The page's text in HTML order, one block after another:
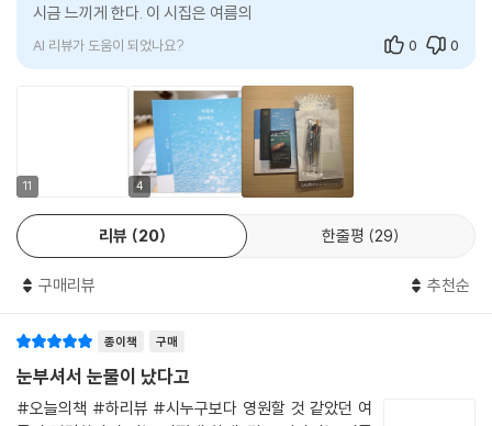
정 작가 미니 인터뷰
까요? 작가가 되고 싶다는 생각은 언제부터 하셨는지도 궁금합니다.
작가가 되고 싶다는 생각은 중학교 막 들어섰을 때였어요. 그 시절에는 서
점에 갈 때마다 여러 출판사들의 시집이 진열돼 있는 것을 보고 동경을 가
지게 된 것이 계기가 된 듯해요. 그 이후로 시집에 관심을 갖기 시작하고,
쓰는 것에도 흥미가 생겼을 즈음 이렇게 써 둔 시들을 나 혼자 묵혀 두는 게
아쉬워서 출간하게 되었습니다. 제가 만들어낸 문장들을 세상에 내보이고
싶은 욕심이 생겼거든요. 사실 대단한 이유는 아니지만요.
▶작가님의 시집 마지막 부분에 있는 작가의 말을 읽어보면 ‘여름’, ‘언제
나’, ‘영원’, ‘껴안는다’, ‘추상’ 등의 단어가 많이 사용되었다고 하셨는데, 작
신가요? 그 이유도 궁금합니다.
시금 느끼게 한다. 이 시집은 여름의 끝자락에서 느끼는 감정들을 섬
세하게 그려내며, 독자에
AI 리뷰가 도움이 되었나요? 0 0
리뷰 20
종이책 구매
눈부셔서 눈물이 났다고